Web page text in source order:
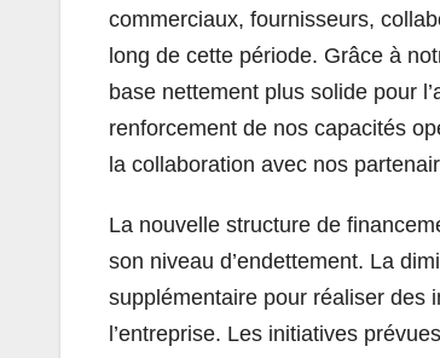
commerciaux, fournisseurs,
long de cette période. Grâce à
base nettement plus solide pour
renforcement de nos capacités
la collaboration avec nos
La nouvelle structure de
son niveau d’endettement. La
supplémentaire pour réaliser des
l’entreprise. Les initiatives